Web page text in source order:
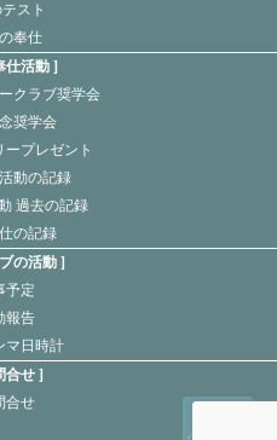
スト
奉仕
仕活動
クラブ奨学会
奨学会
ープレゼント
動の記録
過去の記録
の記録
の活動
予定
報告
マ日時計
合せ
合せ